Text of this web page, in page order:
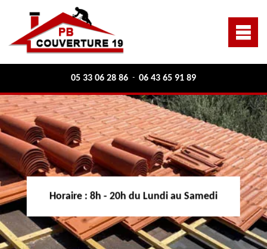
05 33 06 28 86 - 06 43 65 91 89
Horaire : 8h - 20h du Lundi au Samedi